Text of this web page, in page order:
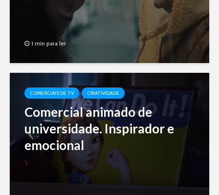
1 min para ler
COMERCIAIS DE TV CRIATIVIDADE
Comercial animado de
universidade. Inspirador e
emocional